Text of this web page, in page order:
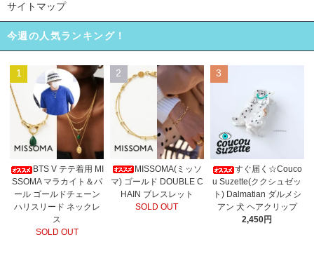
サイトマップ
今週の人気ランキング！
1
BTS V テテ着用 MI
SSOMA マラカイト＆パ
ール ゴールドチェーン
ハリスリード ネックレ
ス
SOLD OUT
2
MISSOMA(ミッソ
マ) ゴールド DOUBLE C
HAIN ブレスレット
SOLD OUT
3
すぐ届く☆Couco
u Suzette(ククシュゼッ
ト) Dalmatian ダルメシ
アン 犬 ヘアクリップ
2,450円